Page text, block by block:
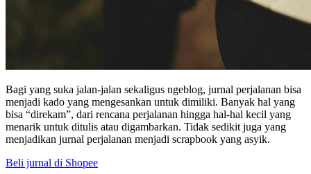
Bagi yang suka jalan-jalan sekaligus ngeblog, jurnal perjalanan bisa
menjadi kado yang mengesankan untuk dimiliki. Banyak hal yang
bisa “direkam”, dari rencana perjalanan hingga hal-hal kecil yang
menarik untuk ditulis atau digambarkan. Tidak sedikit juga yang
menjadikan jurnal perjalanan menjadi scrapbook yang asyik.
Beli jurnal di Shopee